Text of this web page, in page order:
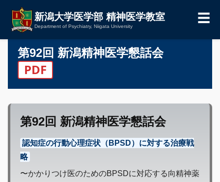
新潟大学医学部 精神医学教室
Department of Psychiatry, Niigata University
☰
第92回 新潟精神医学懇話会
PDF
第92回 新潟精神医学懇話会
認知症の行動心理症状（BPSD）に対する治療戦
略
〜かかりつけ医のためのBPSDに対応する向精神薬